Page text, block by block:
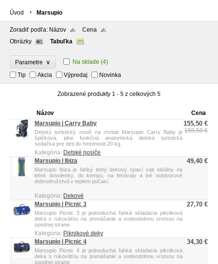
Úvod Marsupio
Zoradiť podľa: Názov
Cena
Obrázky
Tabuľka
Parametre ∨ Na sklade (4)
Tip
Akcia Výpredaj Novinka
Zobrazené produkty 1 - 5 z celkových 5
Názov
Cena
Marsupio | Carry Baby
Detský turistický nosič na chrbát Marsupio Carry Baby je
špičková, plne funkčná anatomická detská turistická
sedačka pre deti do hmotnosti 20 kg.
Kategória: Detské nosiče
155,50 €
159,50 €
Marsupio | Ibiza
Marsupio Ibiza je ľahký letný dekový spací vak ideálny na
letné dovolenky, do kempu, na festivaly a iné outdoorové
dobrodružstvá v teplom počasí.
Kategória: Dekové
49,40 €
Marsupio | Picnic 3
Marsupio Picnic 3 je jednoduchá ľahká skladacia pikniková
deka s rukoväťou na prenášanie a vodeodolnou vrstvou na
spodnej strane.
Kategória: Piknikové deky
27,70 €
Marsupio | Picnic 4
Marsupio Picnic 4 je jednoduchá ľahká skladacia pikniková
deka s rukoväťou na prenášanie a vodeodolnou vrstvou na
spodnej strane.
34,30 €